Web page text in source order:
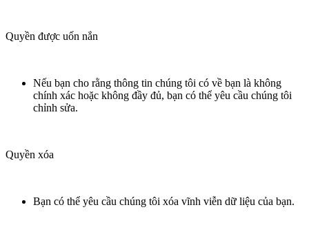
Quyền được uốn nắn
Nếu bạn cho rằng thông tin chúng tôi có về bạn là không
chính xác hoặc không đầy đủ, bạn có thể yêu cầu chúng tôi
chỉnh sửa.
Quyền xóa
Bạn có thể yêu cầu chúng tôi xóa vĩnh viễn dữ liệu của bạn.